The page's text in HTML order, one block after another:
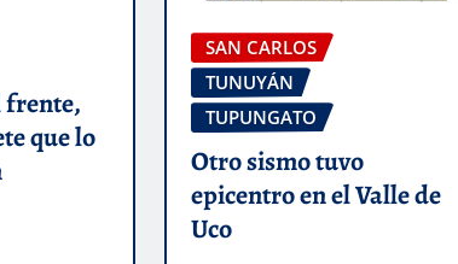
frente,
que lo
SAN CARLOS
TUNUYÁN
TUPUNGATO
Otro sismo tuvo
epicentro en el Valle de
Uco